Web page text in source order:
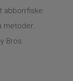
abborrfiske.
metoder.
Bros.